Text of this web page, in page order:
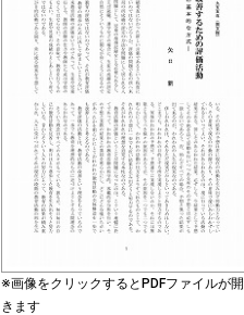
※画像をクリックするとPDFファイルが開
きます